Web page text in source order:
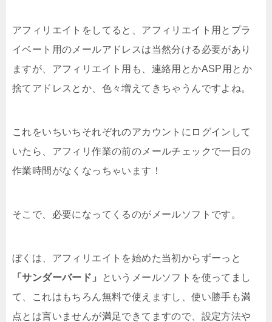
アフィリエイトをしてると、アフィリエイト用とプラ
イベート用のメールアドレスは当然分ける必要があり
ますが、アフィリエイト用も、連絡用とかASP用とか
捨てアドレスとか、色々増えてきちゃうんですよね。
これをいちいちそれぞれのアカウントにログインして
いたら、アフィリ作業の前のメールチェックで一日の
作業時間がなくなっちゃいます！
そこで、必要になってくるのがメールソフトです。
ぼくは、アフィリエイトを始めた当初からずーっと
「サンダーバード」
というメールソフトを使ってまし
て、これはもちろん無料で使えますし、使い勝手も満
点とは言いませんが満足できてますので、設定方法や